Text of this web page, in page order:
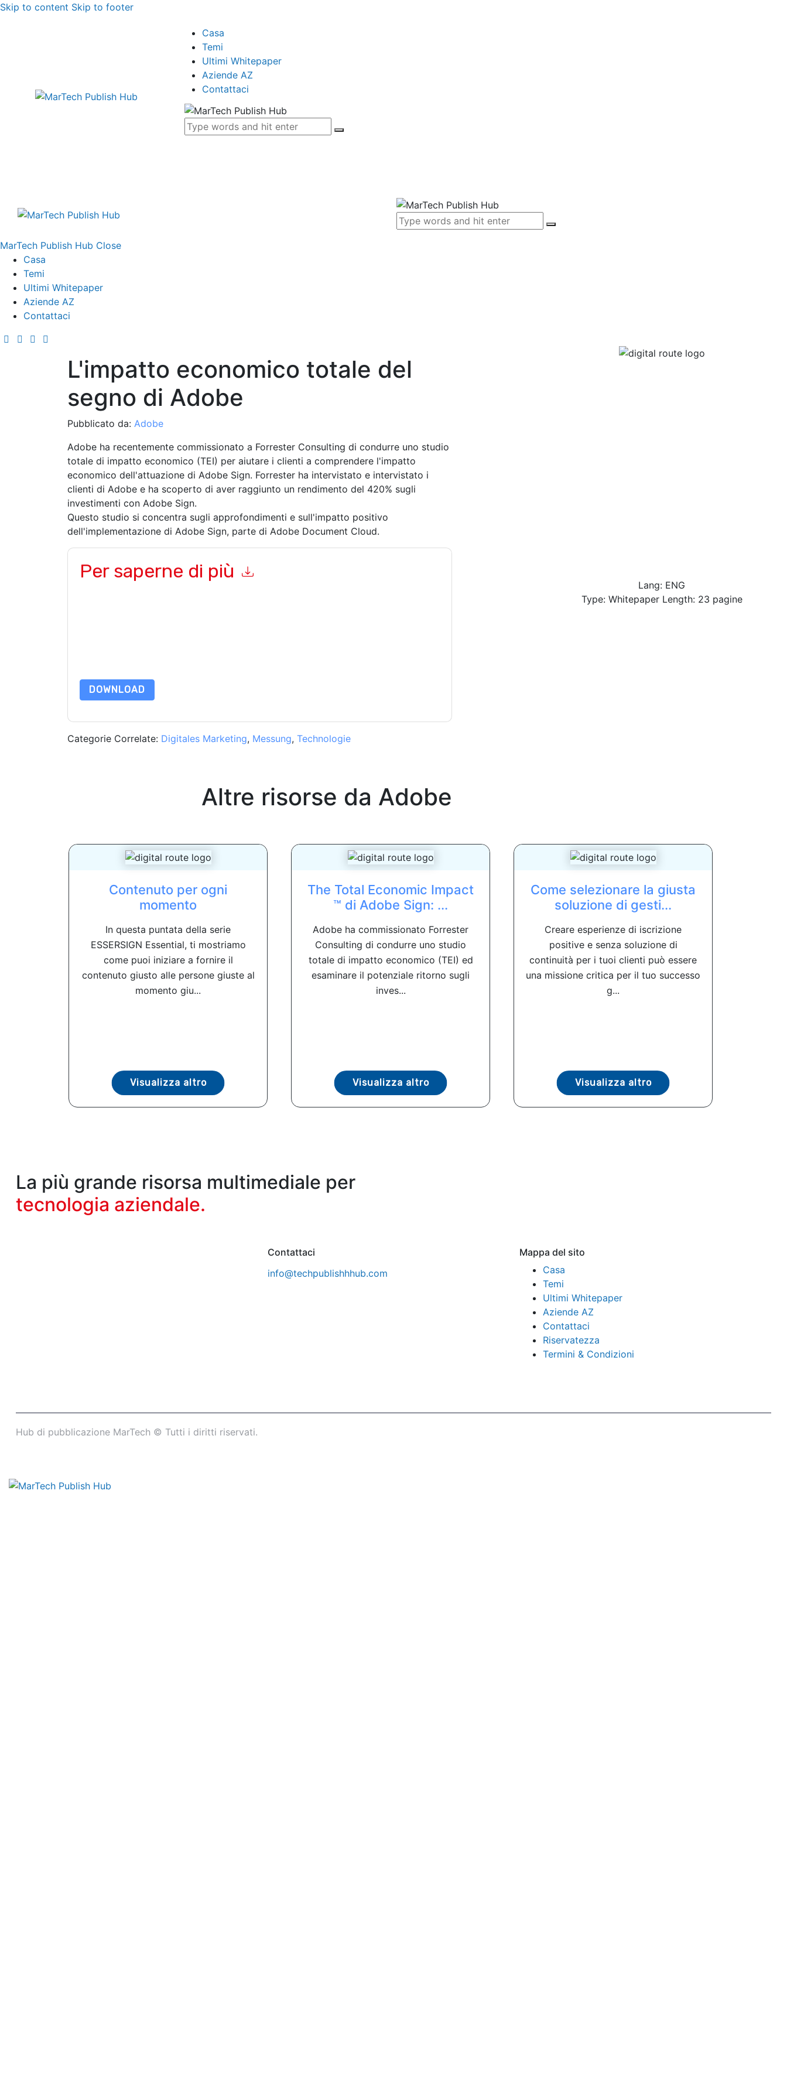
Skip to content Skip to footer
Casa
Temi
Ultimi Whitepaper
Aziende AZ
Contattaci
MarTech Publish Hub Close
Casa
Temi
Ultimi Whitepaper
Aziende AZ
Contattaci
L'impatto economico totale del
segno di Adobe
Pubblicato da: Adobe
Adobe ha recentemente commissionato a Forrester Consulting di condurre uno studio
totale di impatto economico (TEI) per aiutare i clienti a comprendere l'impatto
economico dell'attuazione di Adobe Sign. Forrester ha intervistato e intervistato i
clienti di Adobe e ha scoperto di aver raggiunto un rendimento del 420% sugli
investimenti con Adobe Sign.
Questo studio si concentra sugli approfondimenti e sull'impatto positivo
dell'implementazione di Adobe Sign, parte di Adobe Document Cloud.
Per saperne di più
DOWNLOAD
Categorie Correlate: Digitales Marketing, Messung, Technologie
Lang: ENG
Type: Whitepaper Length: 23 pagine
Altre risorse da Adobe
Contenuto per ogni
momento
In questa puntata della serie
ESSERSIGN Essential, ti mostriamo
come puoi iniziare a fornire il
contenuto giusto alle persone giuste al
momento giu...
Visualizza altro
The Total Economic Impact
™ di Adobe Sign: ...
Adobe ha commissionato Forrester
Consulting di condurre uno studio
totale di impatto economico (TEI) ed
esaminare il potenziale ritorno sugli
inves...
Visualizza altro
Come selezionare la giusta
soluzione di gesti...
Creare esperienze di iscrizione
positive e senza soluzione di
continuità per i tuoi clienti può essere
una missione critica per il tuo successo
g...
Visualizza altro
La più grande risorsa multimediale per
tecnologia aziendale.
Contattaci
info@techpublishhhub.com
Mappa del sito
Casa
Temi
Ultimi Whitepaper
Aziende AZ
Contattaci
Riservatezza
Termini & Condizioni
Hub di pubblicazione MarTech © Tutti i diritti riservati.